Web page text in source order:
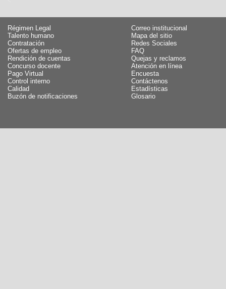
Régimen Legal
Talento humano
Contratación
Ofertas de empleo
Rendición de cuentas
Concurso docente
Pago Virtual
Control interno
Calidad
Buzón de notificaciones
Correo institucional
Mapa del sitio
Redes Sociales
FAQ
Quejas y reclamos
Atención en línea
Encuesta
Contáctenos
Estadísticas
Glosario